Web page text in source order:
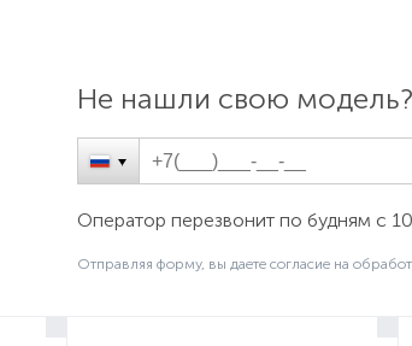
Не нашли свою
Оператор перезвонит по будням с
Отправляя форму, вы даете согласие на